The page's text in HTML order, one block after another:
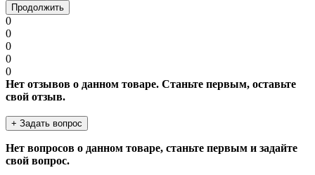
Продолжить
0
0
0
0
0
Нет отзывов о данном товаре. Станьте первым, оставьте
свой отзыв.
+ Задать вопрос
Нет вопросов о данном товаре, станьте первым и задайте
свой вопрос.